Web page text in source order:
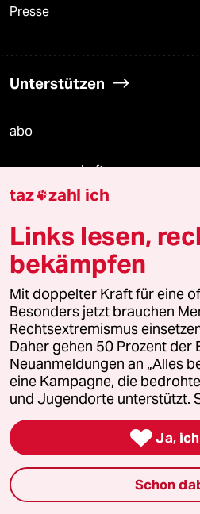
Presse
Unterstützen
abo
genossenschaft
recherchefonds ausland
panterstiftung
panterpreis 2026
Podcast
bundestalk
fernverbindung
taz zahl ich
Links lesen,
bekämpfen
Mit doppelter Kraft für eine
Besonders jetzt brauchen
Rechtsextremismus
Daher gehen 50 Prozent der
Neuanmeldungen an „Alles
eine Kampagne, die
und Jugendorte unterstützt.
 Ja,
Schon